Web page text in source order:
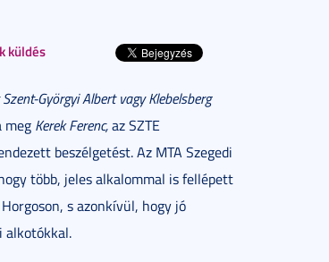
küldés
Györgyi Albert vagy Klebelsberg
meg Kerek Ferenc,az SZTE
beszélgetést. Az MTA Szegedi
több, jeles alkalommal is fellépett
s azonkívül, hogy jó
alkotókkal.